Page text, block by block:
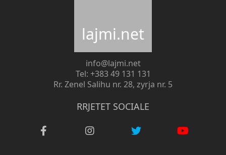
lajmi.net
info@lajmi.net
Tel: +383 49 131 131
Rr. Zenel Salihu nr. 28, zyrja nr. 5
RRJETET SOCIALE